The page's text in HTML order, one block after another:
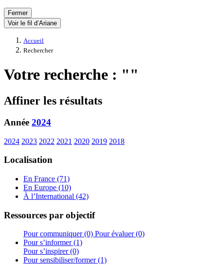
Fermer
Voir le fil d’Ariane
Accueil
Rechercher
Votre recherche : ""
Affiner les résultats
Année 2024
2024 2023 2022 2021 2020 2019 2018
Localisation
En France (71)
En Europe (10)
À l’International (42)
Ressources par objectif
Pour communiquer (0) Pour évaluer (0)
Pour s’informer (1)
Pour s’inspirer (0)
Pour sensibiliser/former (1)